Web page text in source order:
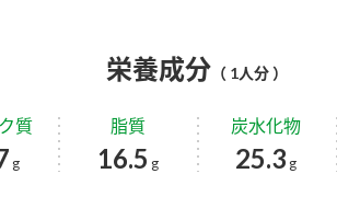
栄養成分 （ 1人分 ）
質
g
脂質
16.5 g
炭水化物
25.3 g